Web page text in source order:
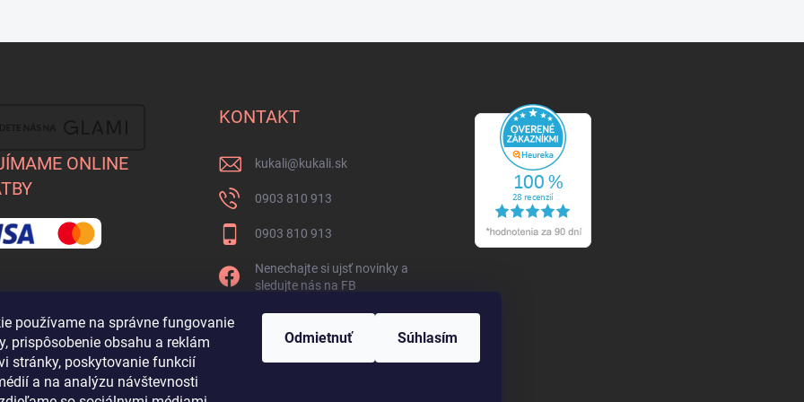
používame na správne fungovanie
prispôsobenie obsahu a reklám
stránky, poskytovanie funkcií
a na analýzu návštevnosti
Odmietnuť Súhlasím
ONLINE
KONTAKT
kukali@kukali.sk
0903 810 913
0903 810 913
Nenechajte si ujsť novinky a
sledujte nás na FB
kukalishop